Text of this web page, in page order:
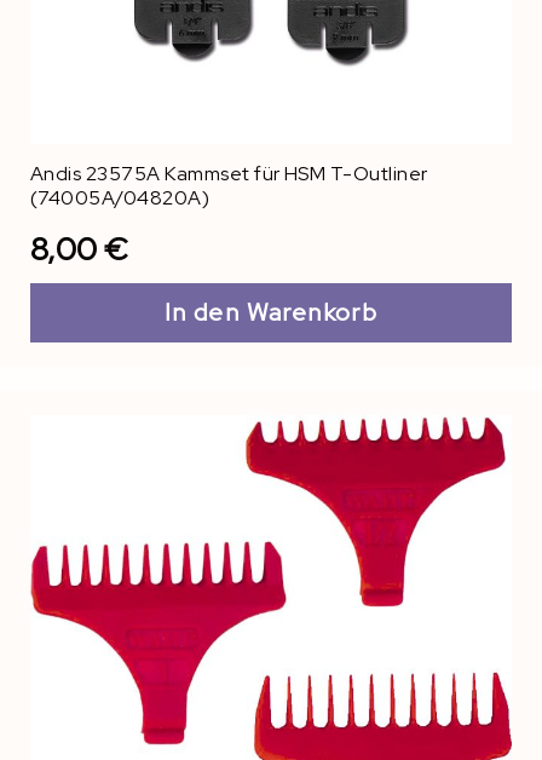
Andis 23575A Kammset für HSM T-Outliner
(74005A/04820A)
8,00 €
In den Warenkorb